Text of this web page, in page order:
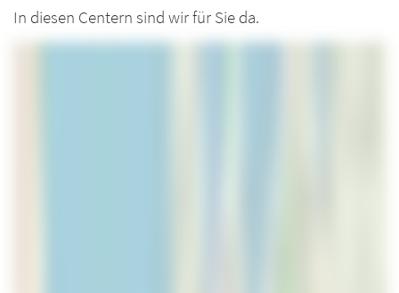
In diesen Centern sind wir für Sie da.